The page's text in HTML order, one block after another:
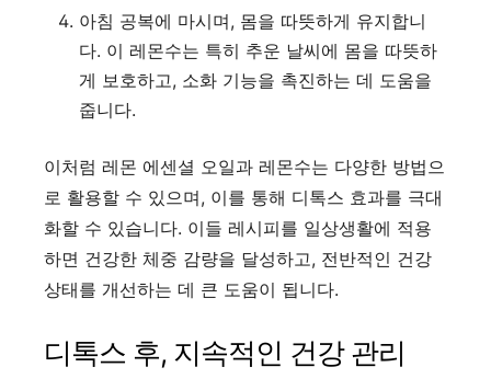
아침 공복에 마시며, 몸을 따뜻하게 유지합니
다. 이 레몬수는 특히 추운 날씨에 몸을 따뜻하
게 보호하고, 소화 기능을 촉진하는 데 도움을
줍니다.
이처럼 레몬 에센셜 오일과 레몬수는 다양한 방법으
로 활용할 수 있으며, 이를 통해 디톡스 효과를 극대
화할 수 있습니다. 이들 레시피를 일상생활에 적용
하면 건강한 체중 감량을 달성하고, 전반적인 건강
상태를 개선하는 데 큰 도움이 됩니다.
디톡스 후, 지속적인 건강 관리